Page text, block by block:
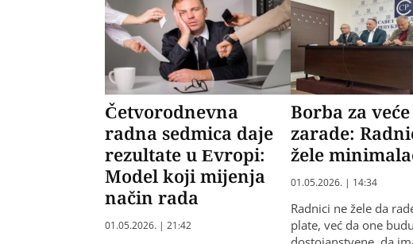
Četvorodnevna
radna sedmica daje
rezultate u Evropi:
Model koji mijenja
način rada
01.05.2026. | 21:42
Borba za veće
zarade:
žele
01.05.2026. | 14:34
Radnici ne žele da
plate, već da one